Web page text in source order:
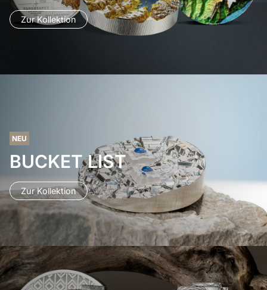
Zur Kollektion
NEU
BUCKET LIST
Zur Kollektion